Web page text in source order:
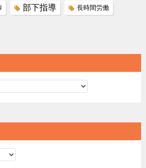
部下指導 長時間労働